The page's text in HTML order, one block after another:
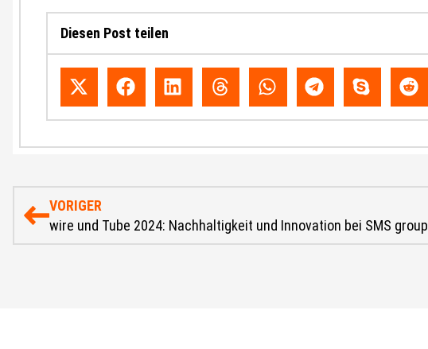
Diesen Post teilen
VORIGER
wire und Tube 2024: Nachhaltigkeit und Innovation bei SMS group